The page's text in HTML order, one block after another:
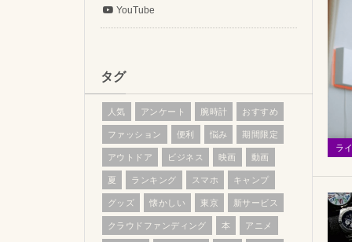
ラ
YouTube
タグ
人気 アンケート 腕時計 おすすめ
ファッション 便利 悩み 期間限定
アウトドア ビジネス 映画 動画
夏 ランキング スマホ キャンプ
グッズ 懐かしい 東京 新サービス
クラウドファンディング 本 アニメ